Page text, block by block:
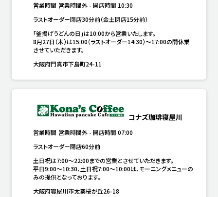
営業時間 営業時間外 - 開店時間 10:30
ラストオーダー閉店30分前（金土閉店15分前）
「釜揚げうどんの日」は10:00から営業いたします。
8月27日（木）は15:00（ラストオーダー14:30）～17:00の間休業
させていただきます。
大阪府門真市下島町24-11
コナズ珈琲寝屋川
営業時間 営業時間外 - 開店時間 07:00
ラストオーダー閉店60分前
土日祝は7:00～22:00までの営業とさせていただきます。
平日9:00～10:30、土日祝7:00～10:00は、モーニングメニューの
みの提供となっております。
大阪府寝屋川市太秦桜が丘26-18